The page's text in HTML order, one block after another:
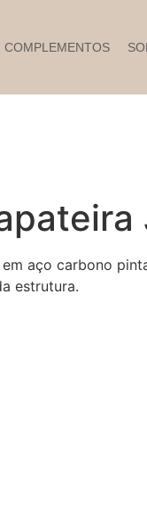
COMPLEMENTOS
aço carbono
estrutura.